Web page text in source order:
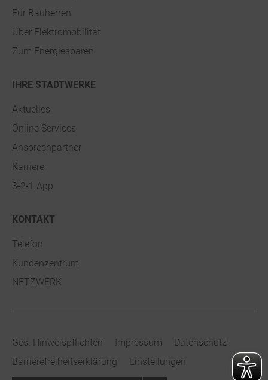
Für Bauherren
Über Elektromobilität
Zum Energiesparen
IHRE STADTWERKE
Aktuelles
Online Services
Ansprechpartner
Karriere
3-2-1.App
KONTAKT
Telefon
Kundenzentrum
NETZWERK
Ges. Hinweispflichten Impressum
Datenschutz
Barrierefreiheitserklärung
Einstellungen